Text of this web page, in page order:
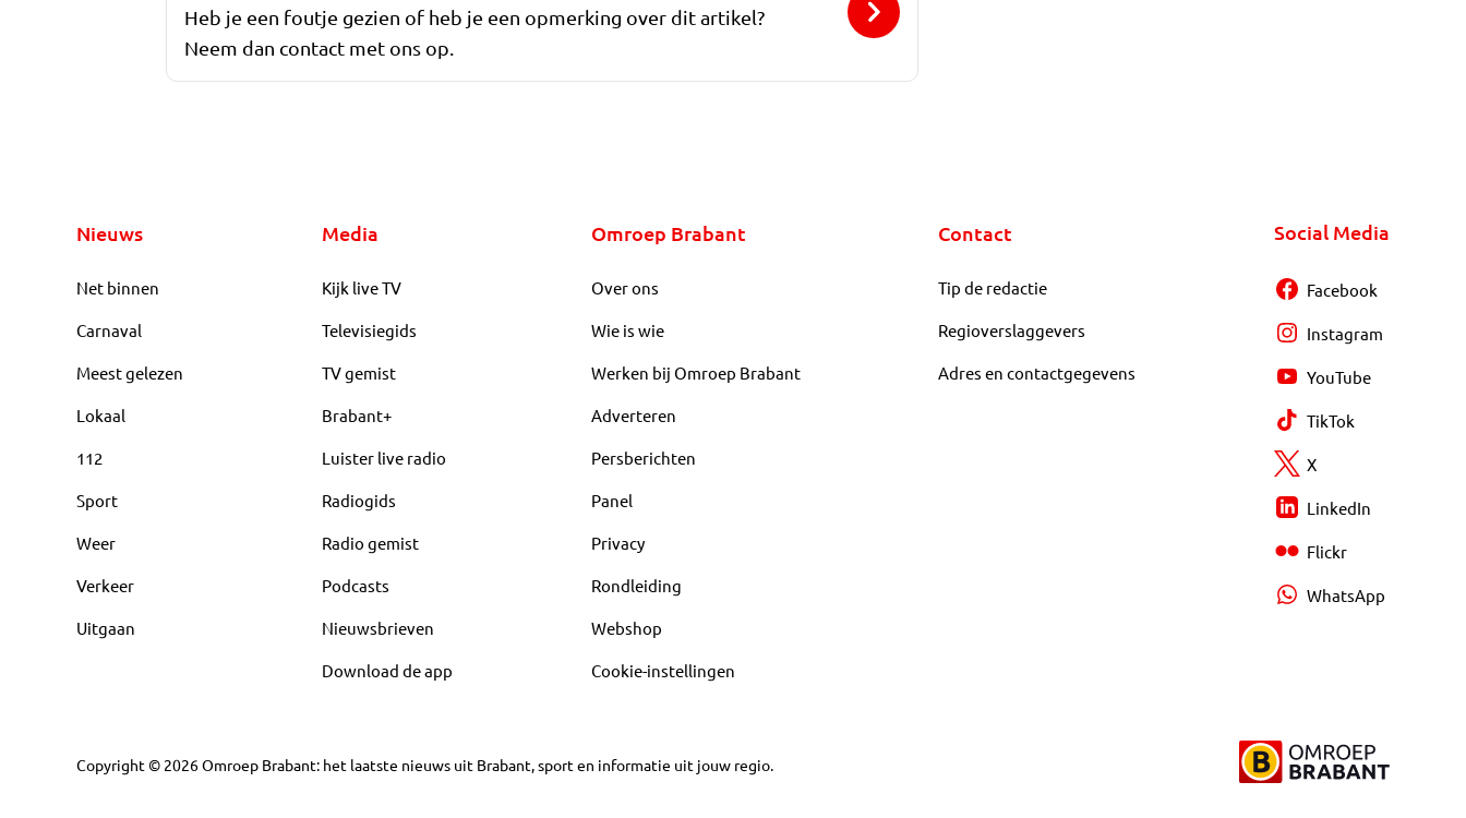
Heb je een foutje gezien of heb je een opmerking over dit artikel?
Neem dan contact met ons op.
Nieuws
Net binnen
Carnaval
Meest gelezen
Lokaal
112
Sport
Weer
Verkeer
Uitgaan
Media
Kijk live TV
Televisiegids
TV gemist
Brabant+
Luister live radio
Radiogids
Radio gemist
Podcasts
Nieuwsbrieven
Download de app
Omroep Brabant
Over ons
Wie is wie
Werken bij Omroep Brabant
Adverteren
Persberichten
Panel
Privacy
Rondleiding
Webshop
Cookie-instellingen
Contact
Tip de redactie
Regioverslaggevers
Adres en contactgegevens
Social Media
Facebook
Instagram
YouTube
TikTok
X
LinkedIn
Flickr
WhatsApp
Copyright © 2026Omroep Brabant: het laatste nieuws uit Brabant, sport en informatie uit jouw regio.